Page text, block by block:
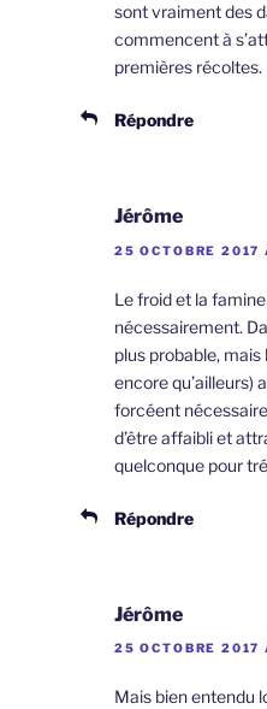
sont vraiment des
commencent à
premières récoltes.
Répondre
Jérôme
25 OCTOBRE 2017
Le froid et la
nécessairement.
plus probable,
encore qu’ailleurs)
forcéent
d’être affaibli et
quelconque pour
Répondre
Jérôme
25 OCTOBRE 2017
Mais bien entendu